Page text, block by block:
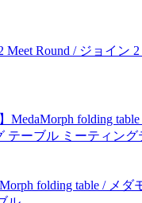
2 Meet Round / ジョイン
folding table / メ